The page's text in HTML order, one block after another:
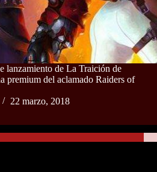
lanzamiento de La Traición de
premium del aclamado Raiders of
22 marzo, 2018